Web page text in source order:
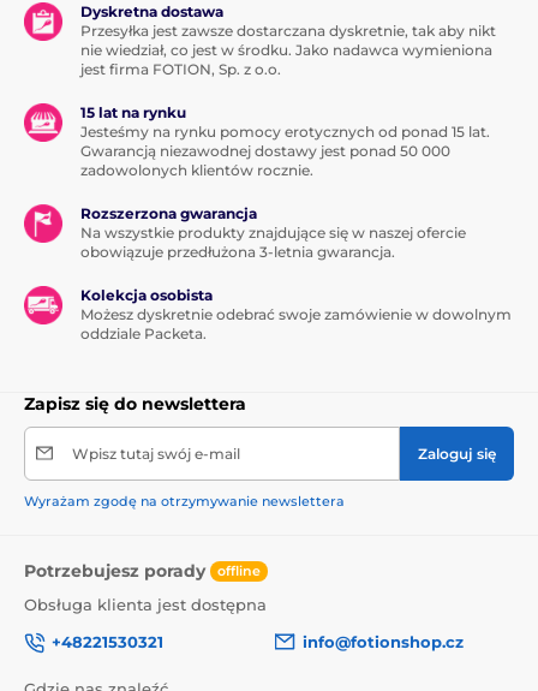
Dyskretna dostawa
Przesyłka jest zawsze dostarczana dyskretnie, tak aby nikt
nie wiedział, co jest w środku. Jako nadawca wymieniona
jest firma FOTION, Sp. z o.o.
15 lat na rynku
Jesteśmy na rynku pomocy erotycznych od ponad 15 lat.
Gwarancją niezawodnej dostawy jest ponad 50 000
zadowolonych klientów rocznie.
Rozszerzona gwarancja
Na wszystkie produkty znajdujące się w naszej ofercie
obowiązuje przedłużona 3-letnia gwarancja.
Kolekcja osobista
Możesz dyskretnie odebrać swoje zamówienie w dowolnym
oddziale Packeta.
Zapisz się do newslettera
Wpisz tutaj swój e-mail Zaloguj się
Wyrażam zgodę na otrzymywanie newslettera
Potrzebujesz porady offline
Obsługa klienta jest dostępna
+48221530321
info@fotionshop.cz